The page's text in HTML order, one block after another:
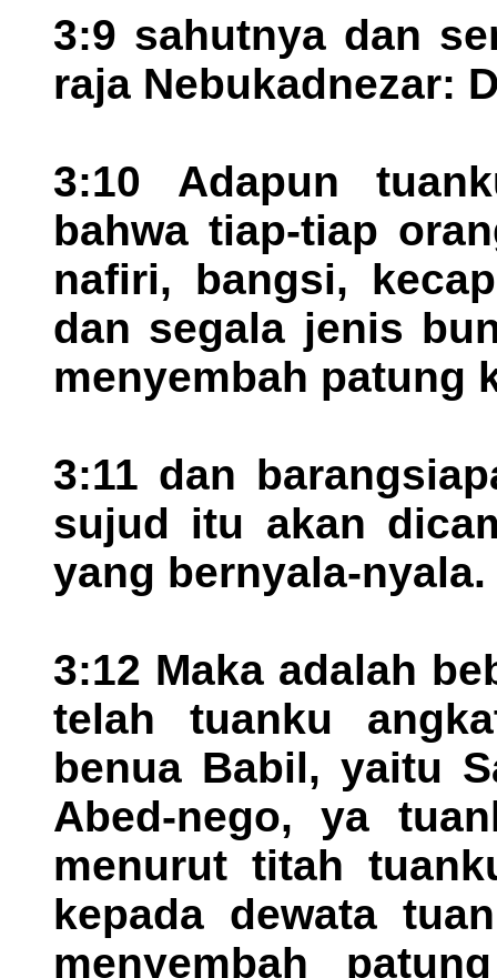
3:9 sahutnya dan
raja Nebukadnezar:
3:10 Adapun
bahwa tiap-tiap
nafiri, bangsi,
dan segala jenis
menyembah patung
3:11 dan
sujud itu akan
yang bernyala-nyala.
3:12 Maka adalah
telah tuanku
benua Babil, yaitu
Abed-nego, ya
menurut titah
kepada dewata
menyembah